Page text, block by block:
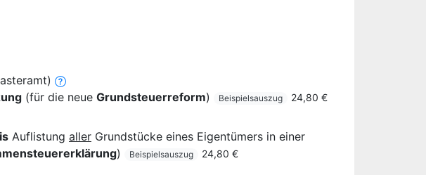
(für die neue Grundsteuerreform) Beispielsauszug
24,80 €
Auflistung aller Grundstücke eines Eigentümers in einer
) Beispielsauszug
24,80 €